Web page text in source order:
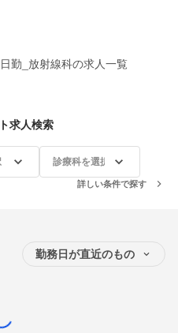
日勤_放射線科の求人一覧
求人検索
診療科を選択
詳しい条件で探す
勤務日が直近のもの